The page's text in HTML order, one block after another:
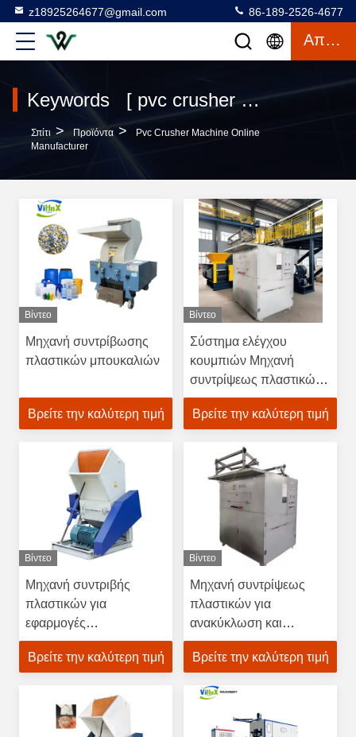
z18925264677@gmail.com 86-189-2526-4677
Απόσπασμα
Keywords [ pvc crusher machine ] Match 6 προϊόντα
Σπίτι > Προϊόντα >
Pvc Crusher Machine Online
Manufacturer
Βίντεο
Μηχανή συντρίβωσης
πλαστικών μπουκαλιών
Βρείτε την καλύτερη τιμή
Βίντεο
Σύστημα ελέγχου
κουμπιών Μηχανή
συντρίψεως πλαστικών
από ανοξείδωτο χάλυβα
για θραύση και
Βρείτε την καλύτερη τιμή
Βίντεο
Μηχανή συντριβής
πλαστικών για
εφαρμογές
ανακύκλωσης με έλεγχο
κουμπιών από
Βρείτε την καλύτερη τιμή
Βίντεο
Μηχανή συντρίψεως
πλαστικών για
ανακύκλωση και
επεξεργασία αποβλήτων
Βρείτε την καλύτερη τιμή